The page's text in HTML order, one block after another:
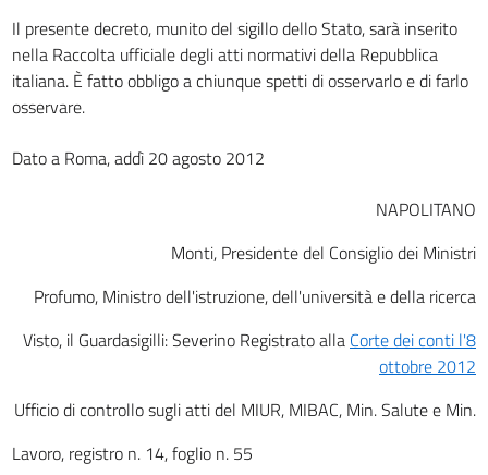
Il presente decreto, munito del sigillo dello Stato, sarà inserito
nella Raccolta ufficiale degli atti normativi della Repubblica
italiana. È fatto obbligo a chiunque spetti di osservarlo e di farlo
osservare.
Dato a Roma, addì 20 agosto 2012
NAPOLITANO
Monti, Presidente del Consiglio dei Ministri
Profumo, Ministro dell'istruzione, dell'università e della ricerca
Visto, il Guardasigilli: Severino Registrato alla Corte dei conti l'8
ottobre 2012
Ufficio di controllo sugli atti del MIUR, MIBAC, Min. Salute e Min.
Lavoro, registro n. 14, foglio n. 55